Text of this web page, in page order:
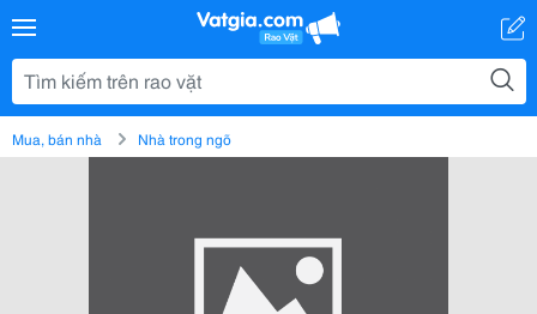
Mua, bán nhà Nhà trong ngõ